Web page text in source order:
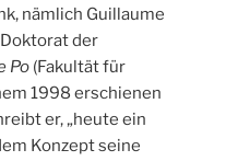
nämlich Guillaume
der
Po (Fakultät für
1998 erschienen
er, „heute ein
Konzept seine